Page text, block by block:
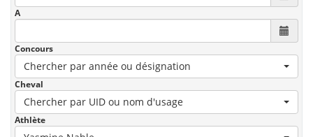
A
Concours
Chercher par année ou désignation
Cheval
Chercher par UID ou nom d'usage
Athlète